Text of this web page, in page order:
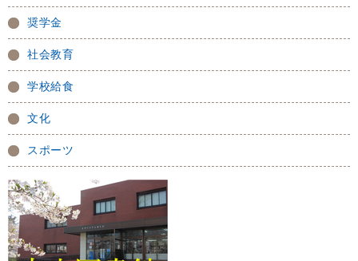
奨学金
社会教育
学校給食
文化
スポーツ